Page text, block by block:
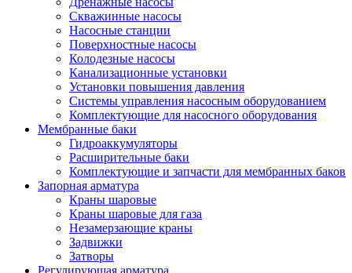
Скважинные насосы
Насосные станции
Поверхностные насосы
Колодезные насосы
Канализационные установки
Установки повышения давления
Системы управления насосным оборудованием
Комплектующие для насосного оборудования
Мембранные баки
Гидроаккумуляторы
Расширительные баки
Комплектующие и запчасти для мембранных баков
Запорная арматура
Краны шаровые
Краны шаровые для газа
Незамерзающие краны
Задвижки
Затворы
Регулирующая арматура